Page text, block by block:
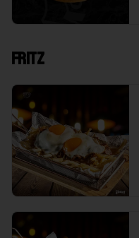
Fritz